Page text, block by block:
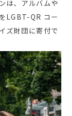
は、アルバムや
LGBT-QR コー
ズ財団に寄付で